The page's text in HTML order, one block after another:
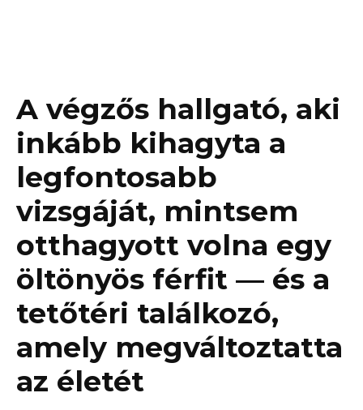
A végzős hallgató, aki
inkább kihagyta a
legfontosabb
vizsgáját, mintsem
otthagyott volna egy
öltönyös férfit — és a
tetőtéri találkozó,
amely megváltoztatta
az életét